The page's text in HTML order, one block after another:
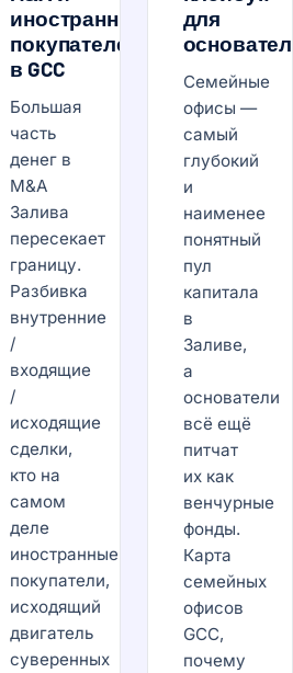
иностранных
покупателей
в GCC
Большая
часть
денег в
M&A
Залива
пересекает
границу.
Разбивка
внутренние
/
входящие
/
исходящие
сделки,
кто на
самом
деле
иностранные
покупатели,
исходящий
двигатель
суверенных
для
Семейные
офисы —
самый
глубокий
и
наименее
понятный
пул
капитала
в
Заливе,
а
основатели
всё ещё
питчат
их как
венчурные
фонды.
Карта
семейных
офисов
GCC,
почему